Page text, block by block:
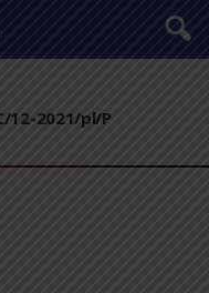
12-2021/pl/P